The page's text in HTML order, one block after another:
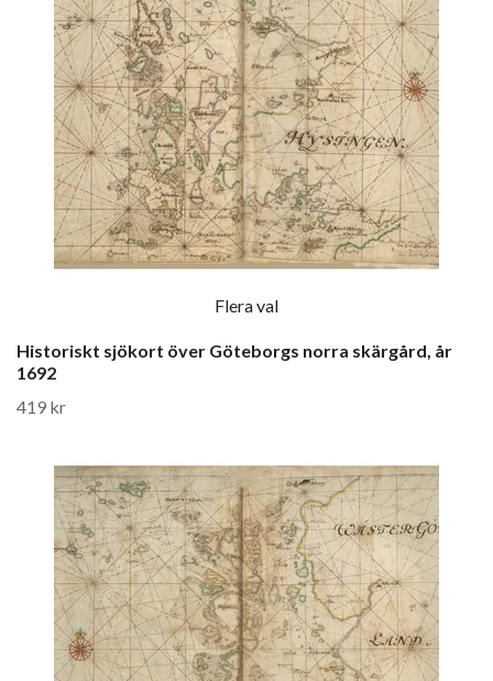
Flera val
Historiskt sjökort över Göteborgs norra skärgård, år
1692
419 kr